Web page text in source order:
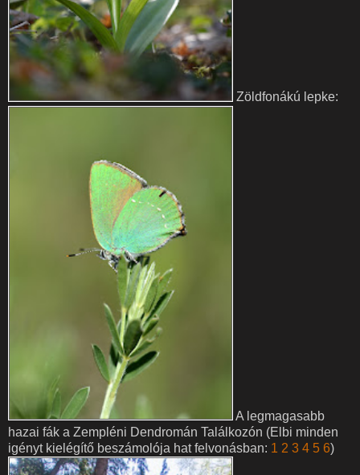
Zöldfonákú lepke:
A legmagasabb
hazai fák a Zempléni Dendromán Találkozón (Elbi minden
igényt kielégítő beszámolója hat felvonásban: 1 2 3 4 5 6)